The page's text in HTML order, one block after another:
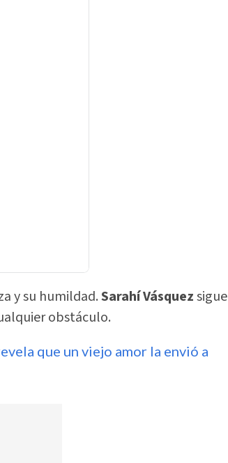
y su humildad.Sarahí Vásquezsigue
obstáculo.
que un viejo amor la envió a